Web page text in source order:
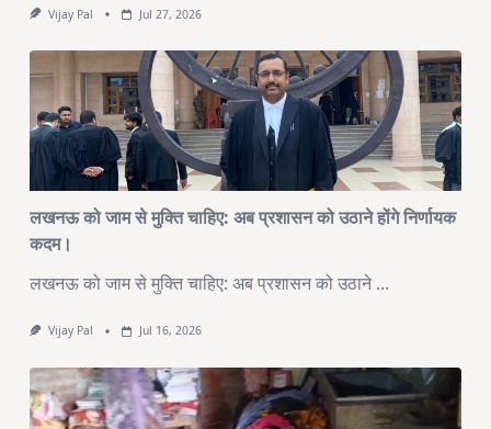
Vijay Pal Jul 27, 2026
लखनऊ को जाम से मुक्ति चाहिए: अब प्रशासन को उठाने होंगे निर्णायक
कदम।
लखनऊ को जाम से मुक्ति चाहिए: अब प्रशासन को उठाने ...
Vijay Pal Jul 16, 2026